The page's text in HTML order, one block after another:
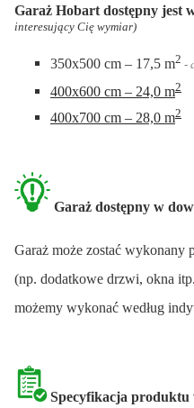
Garaż Hobart dostępny jest
interesujący Cię wymiar)
350x500 cm – 17,5 m2 -
400x600 cm – 24,0 m2
400x700 cm – 28,0 m2
Garaż dostępny w
Garaż może zostać wykonany
(np. dodatkowe drzwi, okna
możemy wykonać według
Specyfikacja produktu